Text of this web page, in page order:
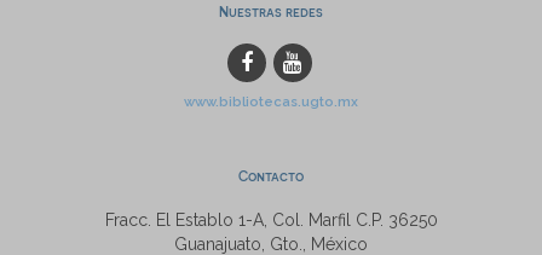
Nuestras redes
www.bibliotecas.ugto.mx
Contacto
Fracc. El Establo 1-A, Col. Marfil C.P. 36250
Guanajuato, Gto., México